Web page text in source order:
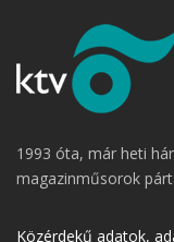
1993 óta, már heti
magazinműsorok
Közérdekű adatok,